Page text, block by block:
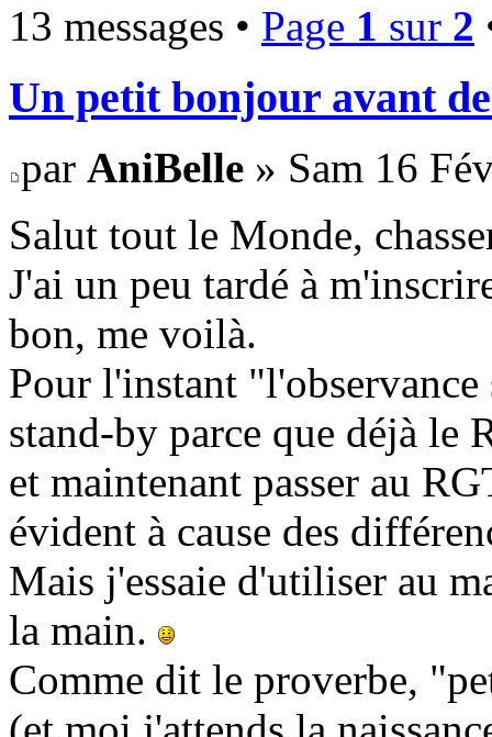
13 messages • Page 1 sur 2
Un petit bonjour avant
par AniBelle » Sam 16
Salut tout le Monde,
J'ai un peu tardé à
bon, me voilà.
Pour l'instant
stand-by parce que déjà le
et maintenant passer au
évident à cause des
Mais j'essaie d'utiliser au
la main.
Comme dit le proverbe,